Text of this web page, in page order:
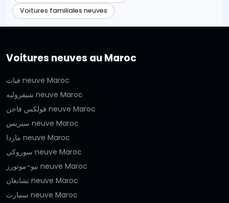
Voitures familiales neuves
Voitures neuves au Maroc
فيات neuve Maroc
شيفروليه neuve Maroc
فولكس فاجن neuve Maroc
سيريس neuve Maroc
مازدا neuve Maroc
سوزوكي neuve Maroc
نيو-موتورز neuve Maroc
تشانغان neuve Maroc
سمارت neuve Maroc